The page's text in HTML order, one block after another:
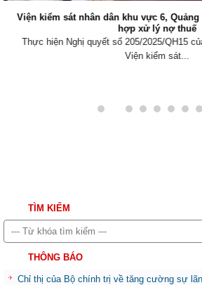
Viện kiểm sát nhân dân khu vực 6,
hợp xử lý nợ thuế
Thực hiện Nghị quyết số 205/2025/QH15
Viện kiểm sát...
TÌM KIẾM
THÔNG BÁO
Chỉ thị của Bộ chính trị về tăng cường sự